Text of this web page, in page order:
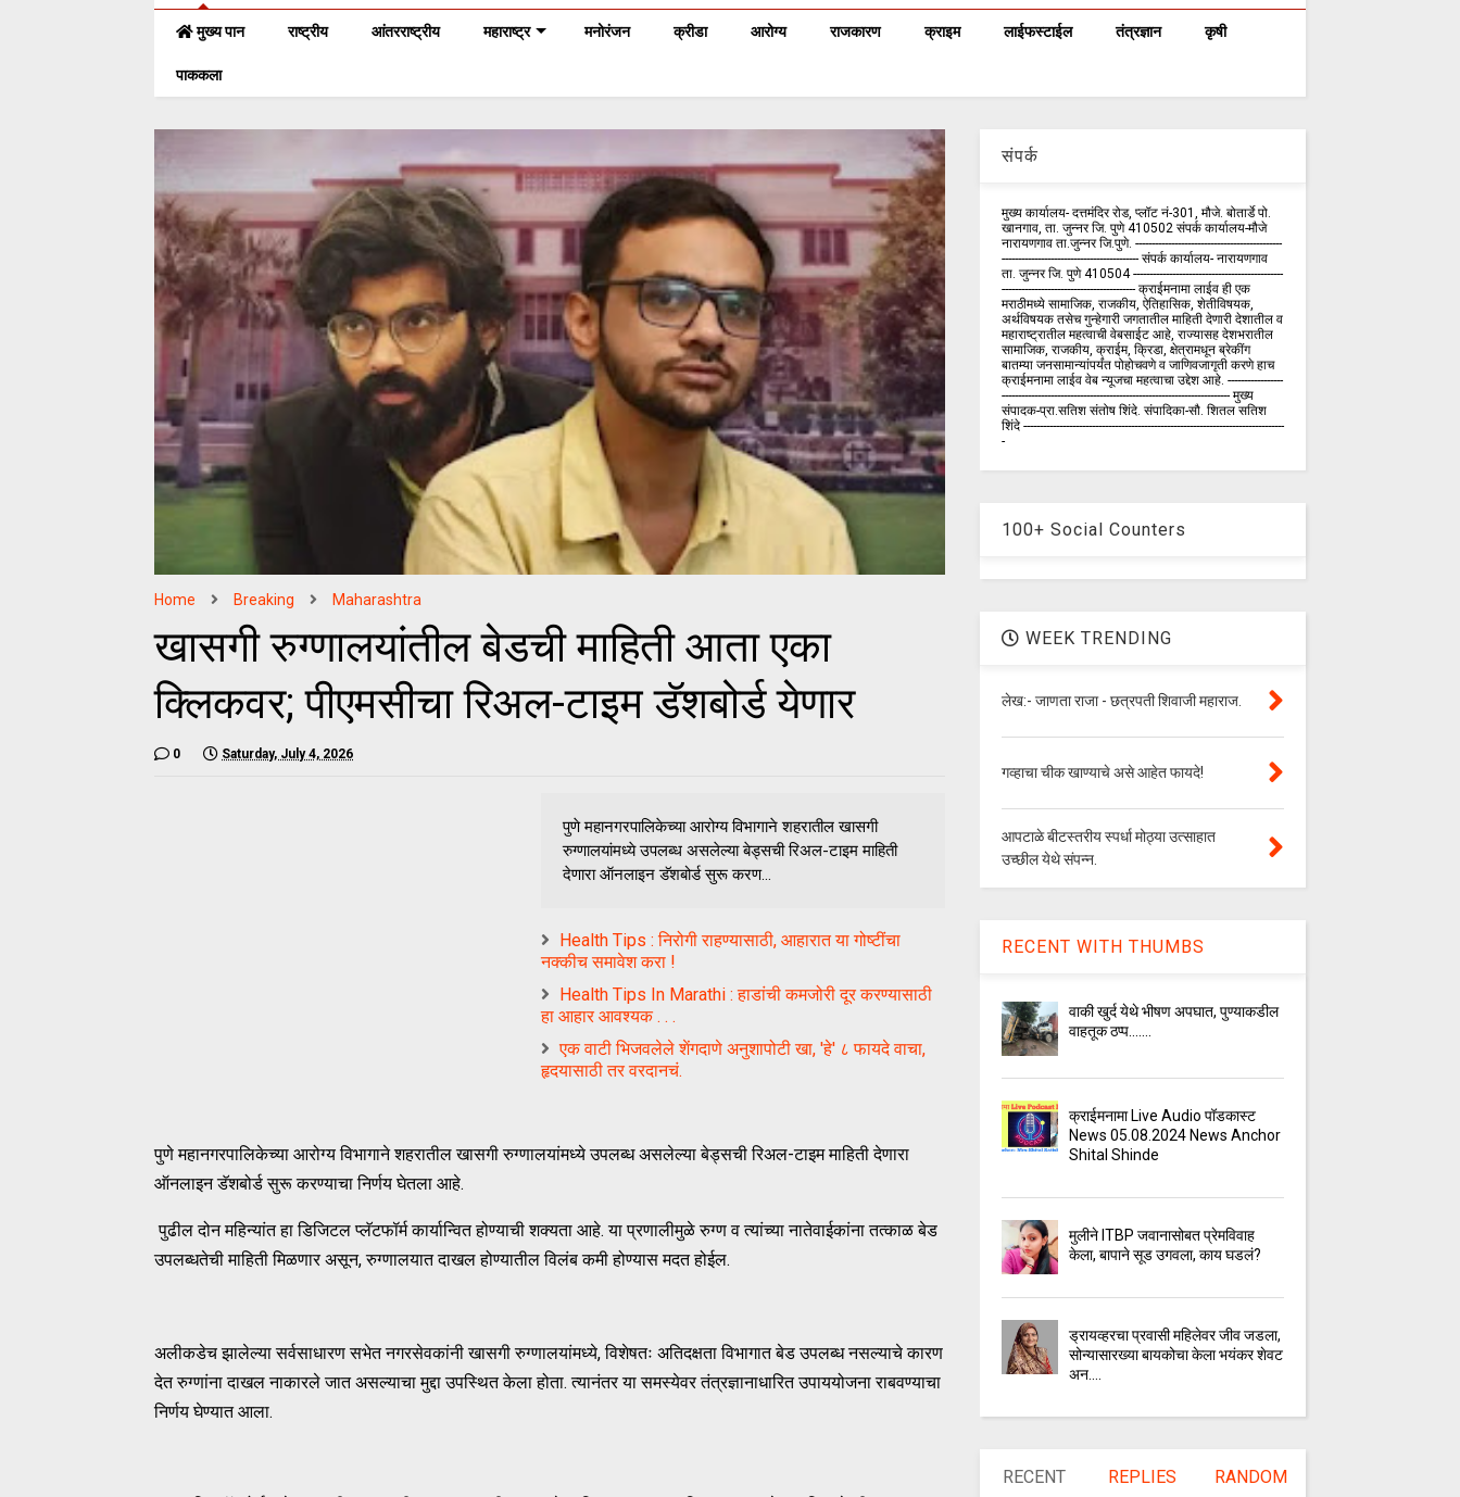
मुख्य पान राष्ट्रीय आंतरराष्ट्रीय महाराष्ट्र मनोरंजन क्रीडा आरोग्य राजकारण क्राइम लाईफस्टाईल तंत्रज्ञान कृषी
पाककला
Home Breaking Maharashtra
खासगी रुग्णालयांतील बेडची माहिती आता एका
क्लिकवर; पीएमसीचा रिअल-टाइम डॅशबोर्ड येणार
0 Saturday, July 4, 2026
पुणे महानगरपालिकेच्या आरोग्य विभागाने शहरातील खासगी
रुग्णालयांमध्ये उपलब्ध असलेल्या बेड्सची रिअल-टाइम माहिती
देणारा ऑनलाइन डॅशबोर्ड सुरू करण...
Health Tips : निरोगी राहण्यासाठी, आहारात या गोष्टींचा
नक्कीच समावेश करा !
Health Tips In Marathi : हाडांची कमजोरी दूर करण्यासाठी
हा आहार आवश्यक . . .
एक वाटी भिजवलेले शेंगदाणे अनुशापोटी खा, 'हे' ८ फायदे वाचा,
हृदयासाठी तर वरदानचं.
पुणे महानगरपालिकेच्या आरोग्य विभागाने शहरातील खासगी रुग्णालयांमध्ये उपलब्ध असलेल्या बेड्सची रिअल-टाइम माहिती देणारा
ऑनलाइन डॅशबोर्ड सुरू करण्याचा निर्णय घेतला आहे.
पुढील दोन महिन्यांत हा डिजिटल प्लॅटफॉर्म कार्यान्वित होण्याची शक्यता आहे. या प्रणालीमुळे रुग्ण व त्यांच्या नातेवाईकांना तत्काळ बेड
उपलब्धतेची माहिती मिळणार असून, रुग्णालयात दाखल होण्यातील विलंब कमी होण्यास मदत होईल.
अलीकडेच झालेल्या सर्वसाधारण सभेत नगरसेवकांनी खासगी रुग्णालयांमध्ये, विशेषतः अतिदक्षता विभागात बेड उपलब्ध नसल्याचे कारण
देत रुग्णांना दाखल नाकारले जात असल्याचा मुद्दा उपस्थित केला होता. त्यानंतर या समस्येवर तंत्रज्ञानाधारित उपाययोजना राबवण्याचा
निर्णय घेण्यात आला.
संपर्क
मुख्य कार्यालय- दत्तमंदिर रोड, प्लॉट नं-301, मौजे. बोतार्डे पो.
खानगाव, ता. जुन्नर जि. पुणे 410502 संपर्क कार्य‍ालय-मौजे
नारायणगाव ता.जुन्नर जि.पुणे. ---------------------------------------------
------------------------------------------ संपर्क कार्यालय- नारायणगाव
ता. जुन्नर जि. पुणे 410504 ----------------------------------------------
----------------------------------------- क्राईमनामा लाईव ही एक
मराठीमध्ये सामाजिक, राजकीय, ऐतिहासिक, शेतीविषयक,
अर्थविषयक तसेच गुन्हेगारी जगतातील माहिती देणारी देशातील व
महाराष्ट्रातील महत्वाची वेबसाईट आहे, राज्यासह देशभरातील
सामाजिक, राजकीय, क्राईम, क्रिडा, क्षेत्रामधून ब्रेकींग
बातम्या जनसामान्यांपर्यंत पोहोचवणे व जाणिवजागृती करणे हाच
क्राईमनामा लाईव वेब न्यूजचा महत्वाचा उद्देश आहे. -----------------
---------------------------------------------------------------------- मुख्य
संपादक-प्रा.सतिश संतोष शिंदे. संपादिका-सौ. शितल सतिश
शिंदे --------------------------------------------------------------------------------
-
100+ Social Counters
WEEK TRENDING
लेख:- जाणता राजा - छत्रपती शिवाजी महाराज.
गव्हाचा चीक खाण्याचे असे आहेत फायदे!
आपटाळे बीटस्तरीय स्पर्धा मोठ्या उत्साहात
उच्छील येथे संपन्न.
RECENT WITH THUMBS
वाकी खुर्द येथे भीषण अपघात, पुण्याकडील
वाहतूक ठप्प.......
क्राईमनामा Live Audio पॉडकास्ट
News 05.08.2024 News Anchor
Shital Shinde
मुलीने ITBP जवानासोबत प्रेमविवाह
केला, बापाने सूड उगवला, काय घडलं?
ड्रायव्हरचा प्रवासी महिलेवर जीव जडला,
सोन्यासारख्या बायकोचा केला भयंकर शेवट
अन....
RECENT REPLIES RANDOM